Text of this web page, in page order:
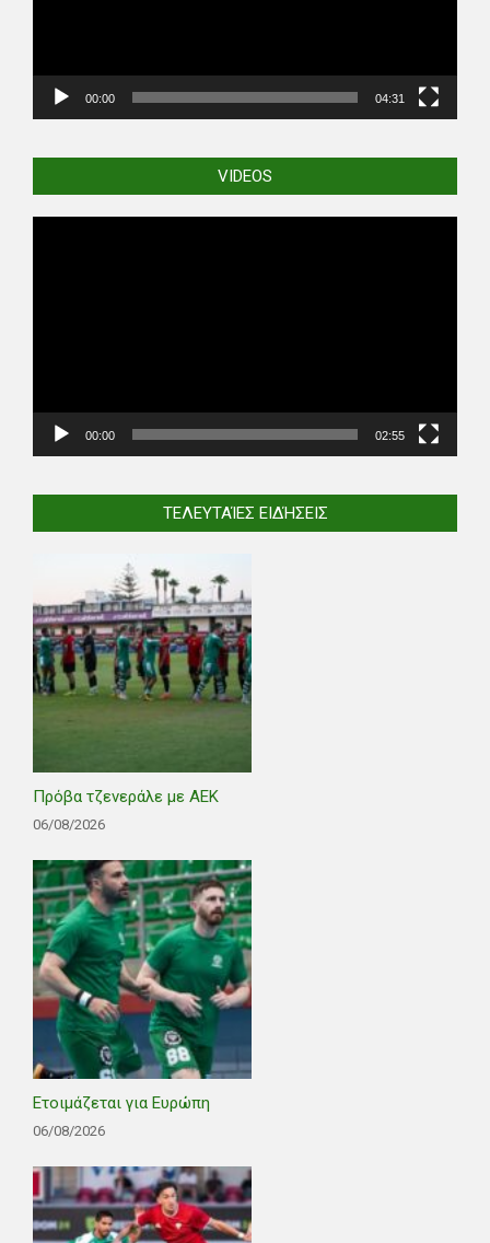
00:00 04:31
VIDEOS
00:00 02:55
ΤΕΛΕΥΤΑΊΕΣ ΕΙΔΉΣΕΙΣ
Πρόβα τζενεράλε με ΑΕΚ
06/08/2026
Ετοιμάζεται για Ευρώπη
06/08/2026